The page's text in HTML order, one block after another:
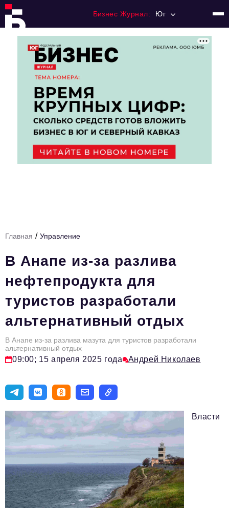
Бизнес Журнал: Юг
Франчайзинг
Номера журнала
Категории:
Финансы
Стиль жизни
Цитаты
Аналитика
Главное
Интервью
Сделано в России
Право
Авто
Персона
Инвестиции
Управление
Красота и здоровье
Энергетика
Главная / Управление
В Анапе из-за разлива
нефтепродукта для
туристов разработали
альтернативный отдых
В Анапе из-за разлива мазута для туристов разработали
альтернативный отдых
09:00; 15 апреля 2025 года Андрей Николаев
Власти